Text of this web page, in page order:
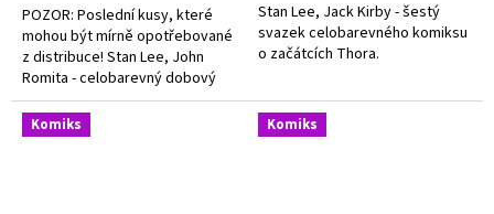
POZOR: Poslední kusy, které
mohou být mírně opotřebované
z distribuce! Stan Lee, John
Romita - celobarevný dobový
komiks z historie Daredevila.
Stan Lee, Jack Kirby - šestý
svazek celobarevného komiksu
o začátcích Thora.
Komiks Komiks